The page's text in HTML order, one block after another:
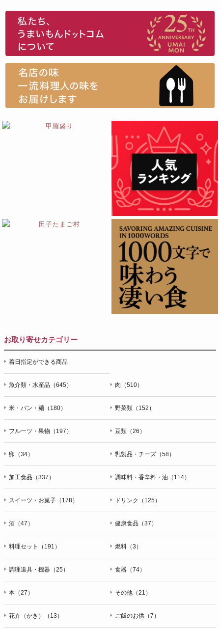
お取り寄せカテゴリー
着日指定ができる商品
魚介類・水産品（645） 肉（510）
米・パン・麺（180） 野菜類（152）
フルーツ・果物（197） 豆類（26）
卵（34） 乳製品・チーズ（58）
加工食品（337） 調味料・香辛料・油（114）
スイーツ・お菓子（178） ドリンク（125）
酒（47） 健康食品（37）
料理セット（191） 燃料（3）
調理道具・機器（25） 食器（74）
本（27） その他（21）
花卉（かき）（13） ご飯のお供（7）